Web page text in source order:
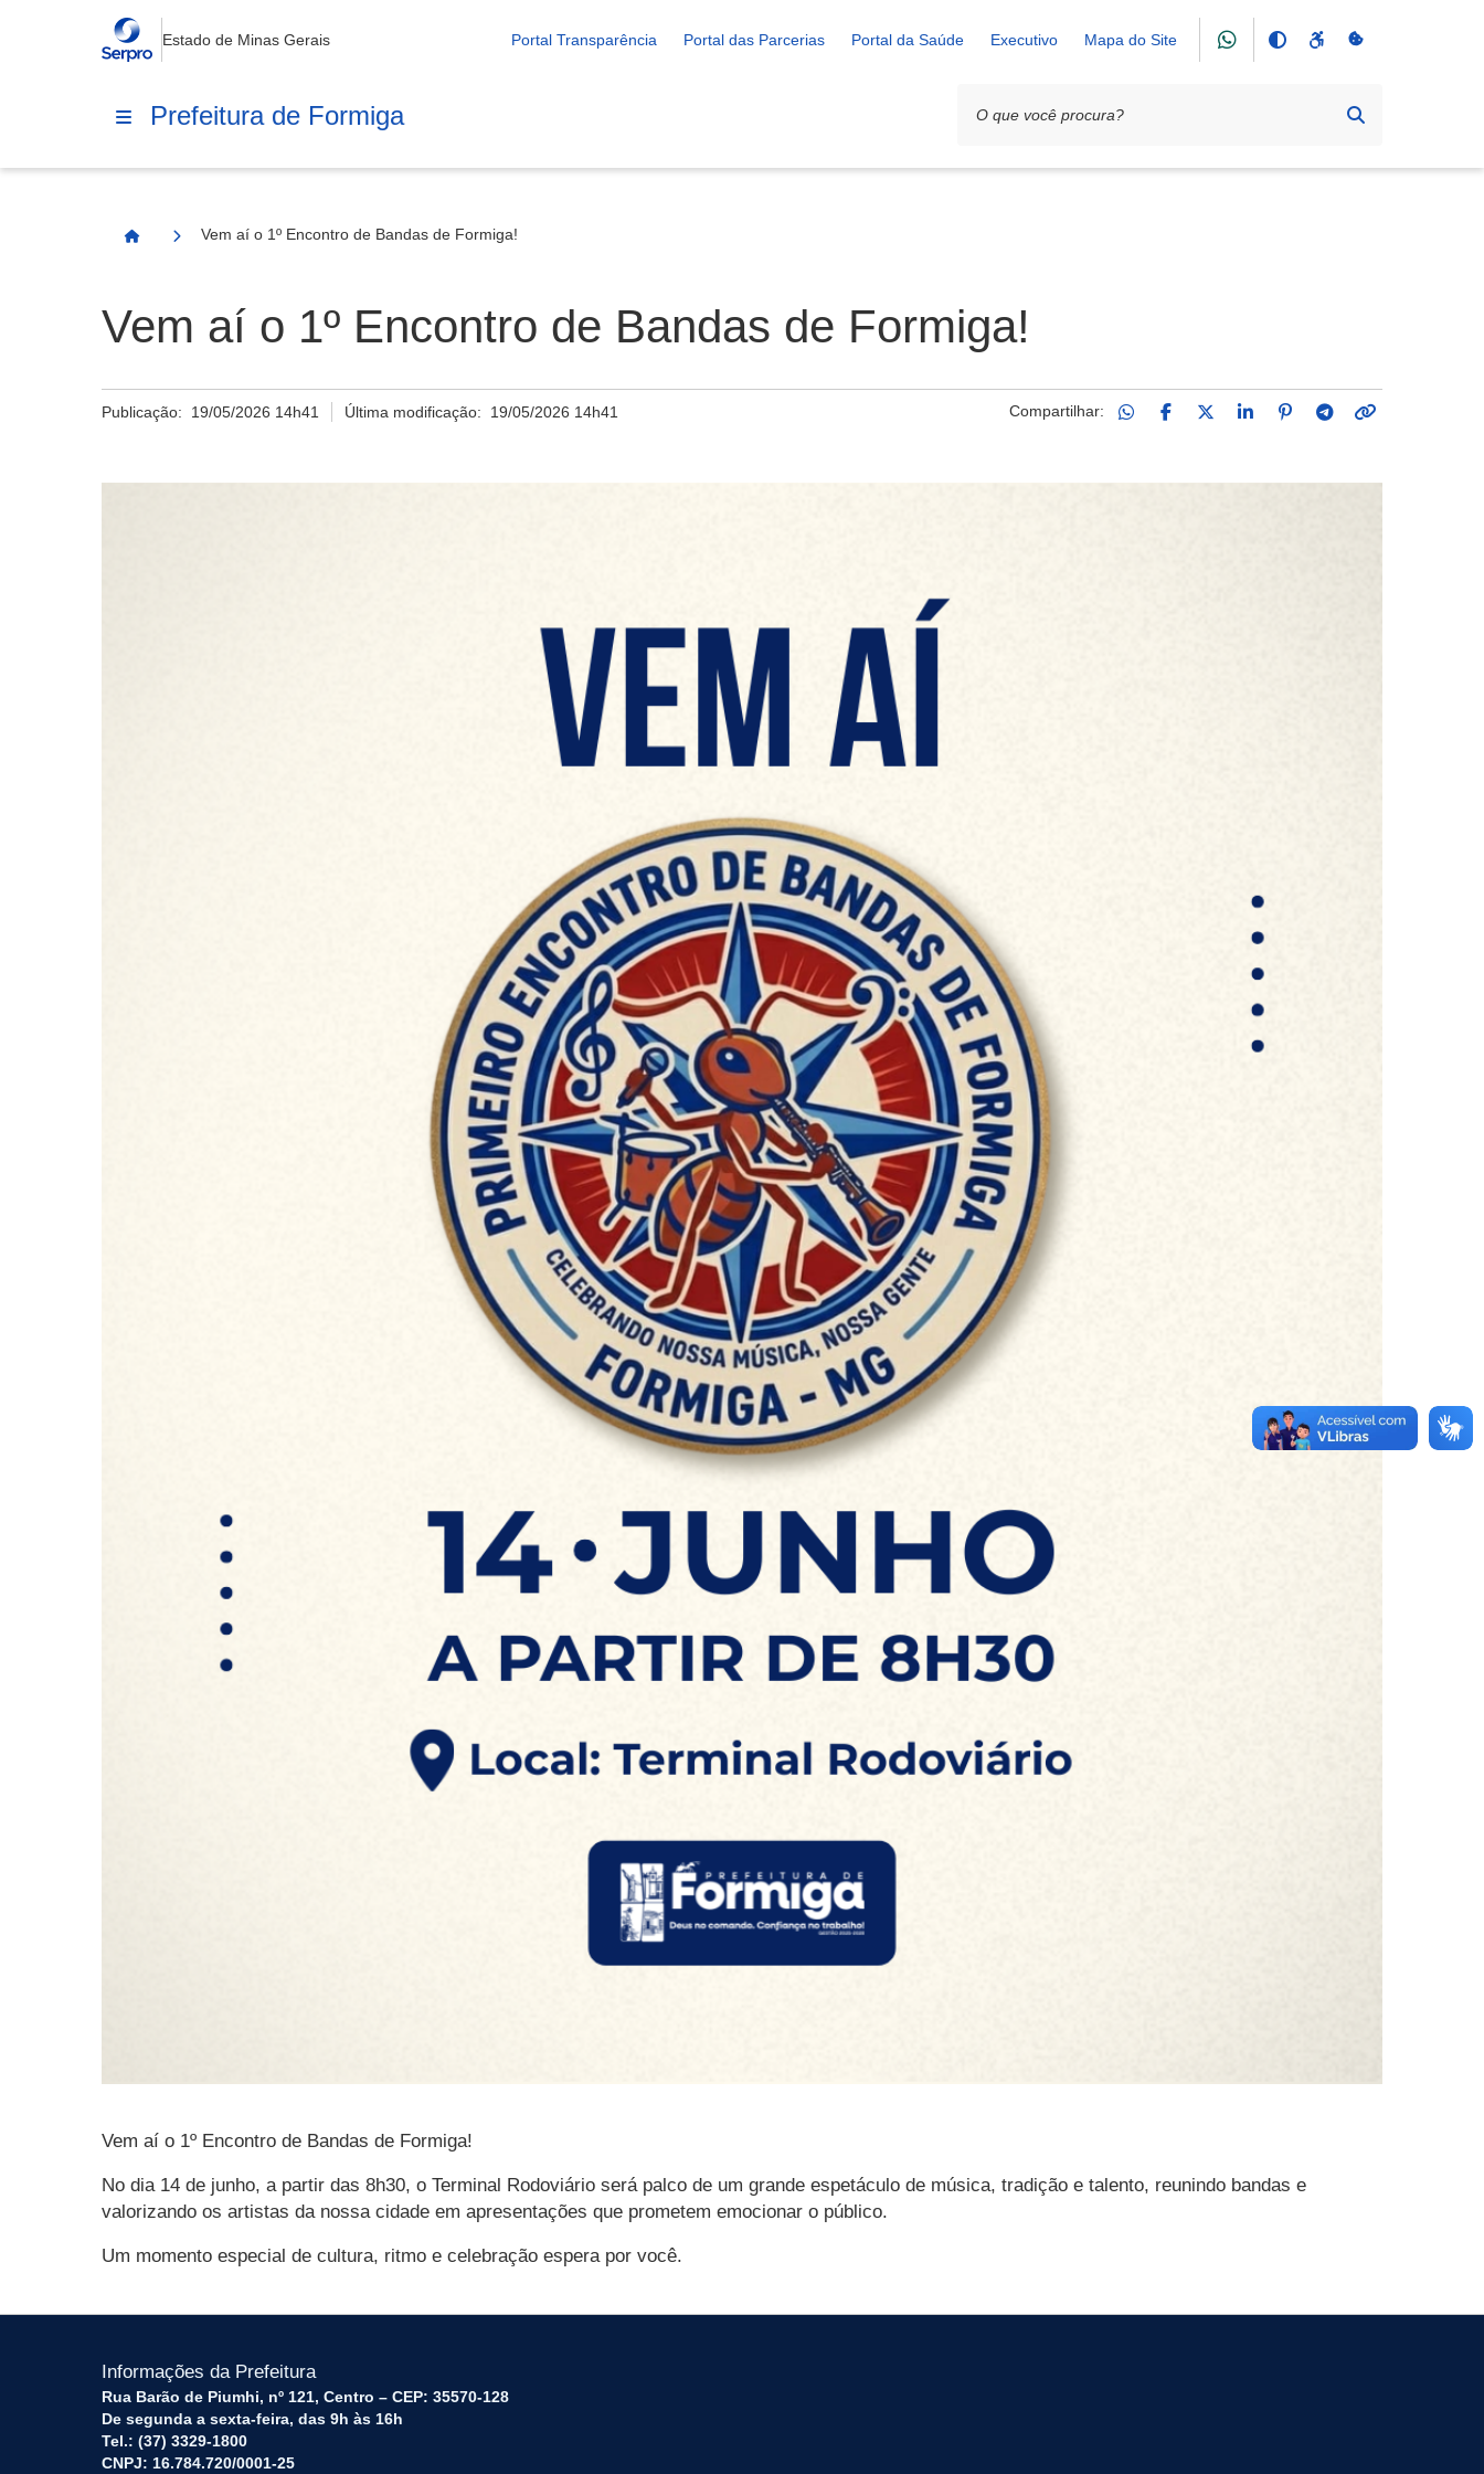
Estado de Minas Gerais Portal Transparência Portal das Parcerias Portal da Saúde Executivo Mapa do Site
Prefeitura de Formiga
Página Inicial
Vem aí o 1º Encontro de Bandas de Formiga!
Vem aí o 1º Encontro de Bandas de Formiga!
Publicação: 19/05/2026 14h41 Última modificação: 19/05/2026 14h41 Compartilhar:
Vem aí o 1º Encontro de Bandas de Formiga!
No dia 14 de junho, a partir das 8h30, o Terminal Rodoviário será palco de um grande espetáculo de música, tradição e talento, reunindo bandas e
valorizando os artistas da nossa cidade em apresentações que prometem emocionar o público.
Um momento especial de cultura, ritmo e celebração espera por você.
Informações da Prefeitura
Rua Barão de Piumhi, nº 121, Centro – CEP: 35570-128
De segunda a sexta-feira, das 9h às 16h
Tel.: (37) 3329-1800
CNPJ: 16.784.720/0001-25